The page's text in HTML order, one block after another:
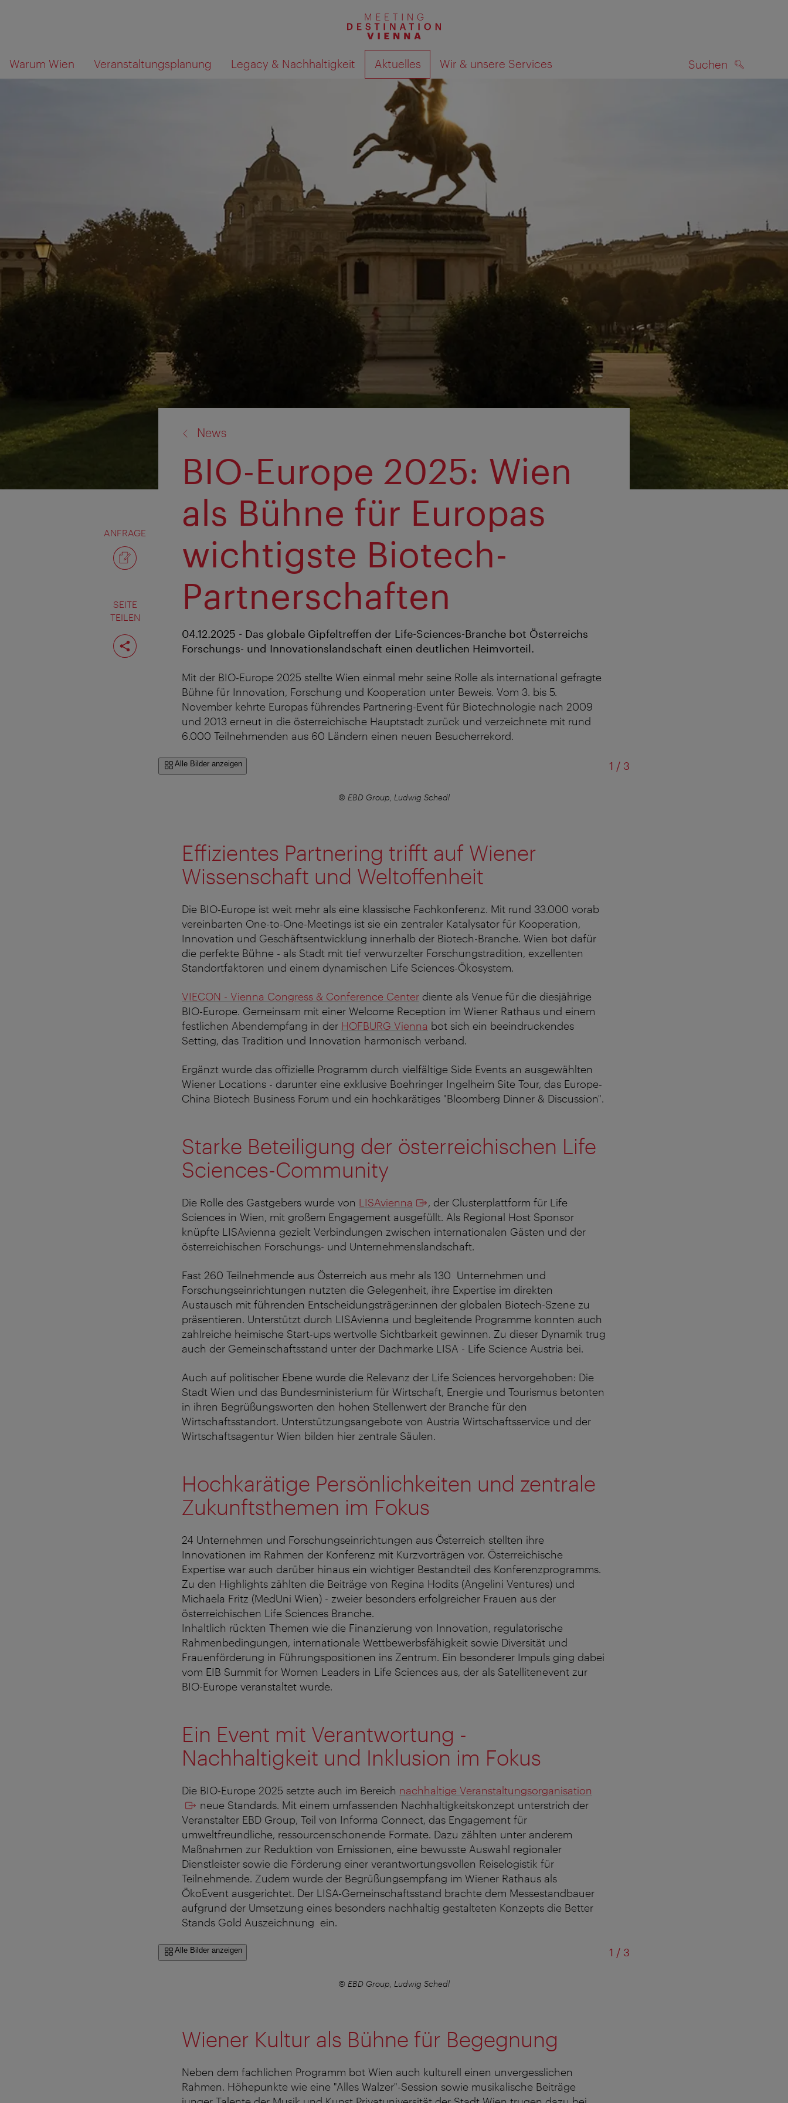
Navigation
Inhalt
Warum Wien Veranstaltungsplanung Legacy & Nachhaltigkeit Aktuelles Wir & unsere Services Suchen
Wonach
suchen
Suchergebnisse auf Karte anzeigen
ANFRAGE
SEITE
TEILEN
Seite
teilen
News
BIO-Europe 2025: Wien
als Bühne für Europas
wichtigste Biotech-
Partnerschaften
04.12.2025 - Das globale Gipfeltreffen der Life-Sciences-Branche bot Österreichs
Forschungs- und Innovationslandschaft einen deutlichen Heimvorteil.
Mit der BIO-Europe 2025 stellte Wien einmal mehr seine Rolle als international gefragte
Bühne für Innovation, Forschung und Kooperation unter Beweis. Vom 3. bis 5.
November kehrte Europas führendes Partnering-Event für Biotechnologie nach 2009
und 2013 erneut in die österreichische Hauptstadt zurück und verzeichnete mit rund
6.000 Teilnehmenden aus 60 Ländern einen neuen Besucherrekord.
Alle Bilder anzeigen 1 /von
3
© EBD Group, Ludwig Schedl
Effizientes Partnering trifft auf Wiener
Wissenschaft und Weltoffenheit
Die BIO-Europe ist weit mehr als eine klassische Fachkonferenz. Mit rund 33.000 vorab
vereinbarten One-to-One-Meetings ist sie ein zentraler Katalysator für Kooperation,
Innovation und Geschäftsentwicklung innerhalb der Biotech-Branche. Wien bot dafür
die perfekte Bühne - als Stadt mit tief verwurzelter Forschungstradition, exzellenten
Standortfaktoren und einem dynamischen Life Sciences-Ökosystem.
VIECON - Vienna Congress & Conference Center diente als Venue für die diesjährige
BIO-Europe. Gemeinsam mit einer Welcome Reception im Wiener Rathaus und einem
festlichen Abendempfang in der HOFBURG Vienna bot sich ein beeindruckendes
Setting, das Tradition und Innovation harmonisch verband.
Ergänzt wurde das offizielle Programm durch vielfältige Side Events an ausgewählten
Wiener Locations - darunter eine exklusive Boehringer Ingelheim Site Tour, das Europe-
China Biotech Business Forum und ein hochkarätiges "Bloomberg Dinner & Discussion".
Starke Beteiligung der österreichischen Life
Sciences-Community
Die Rolle des Gastgebers wurde von LISAvienna
, der Clusterplattform für Life
Sciences in Wien, mit großem Engagement ausgefüllt. Als Regional Host Sponsor
knüpfte LISAvienna gezielt Verbindungen zwischen internationalen Gästen und der
österreichischen Forschungs- und Unternehmenslandschaft.
Fast 260 Teilnehmende aus Österreich aus mehr als 130 Unternehmen und
Forschungseinrichtungen nutzten die Gelegenheit, ihre Expertise im direkten
Austausch mit führenden Entscheidungsträger:innen der globalen Biotech-Szene zu
präsentieren. Unterstützt durch LISAvienna und begleitende Programme konnten auch
zahlreiche heimische Start-ups wertvolle Sichtbarkeit gewinnen. Zu dieser Dynamik trug
auch der Gemeinschaftsstand unter der Dachmarke LISA - Life Science Austria bei.
Auch auf politischer Ebene wurde die Relevanz der Life Sciences hervorgehoben: Die
Stadt Wien und das Bundesministerium für Wirtschaft, Energie und Tourismus betonten
in ihren Begrüßungsworten den hohen Stellenwert der Branche für den
Wirtschaftsstandort. Unterstützungsangebote von Austria Wirtschaftsservice und der
Wirtschaftsagentur Wien bilden hier zentrale Säulen.
Hochkarätige Persönlichkeiten und zentrale
Zukunftsthemen im Fokus
24 Unternehmen und Forschungseinrichtungen aus Österreich stellten ihre
Innovationen im Rahmen der Konferenz mit Kurzvorträgen vor. Österreichische
Expertise war auch darüber hinaus ein wichtiger Bestandteil des Konferenzprogramms.
Zu den Highlights zählten die Beiträge von Regina Hodits (Angelini Ventures) und
Michaela Fritz (MedUni Wien) - zweier besonders erfolgreicher Frauen aus der
österreichischen Life Sciences Branche.
Inhaltlich rückten Themen wie die Finanzierung von Innovation, regulatorische
Rahmenbedingungen, internationale Wettbewerbsfähigkeit sowie Diversität und
Frauenförderung in Führungspositionen ins Zentrum. Ein besonderer Impuls ging dabei
vom EIB Summit for Women Leaders in Life Sciences aus, der als Satellitenevent zur
BIO-Europe veranstaltet wurde.
Ein Event mit Verantwortung -
Nachhaltigkeit und Inklusion im Fokus
Die BIO-Europe 2025 setzte auch im Bereich nachhaltige Veranstaltungsorganisation
neue Standards. Mit einem umfassenden Nachhaltigkeitskonzept unterstrich der
Veranstalter EBD Group, Teil von Informa Connect, das Engagement für
umweltfreundliche, ressourcenschonende Formate. Dazu zählten unter anderem
Maßnahmen zur Reduktion von Emissionen, eine bewusste Auswahl regionaler
Dienstleister sowie die Förderung einer verantwortungsvollen Reiselogistik für
Teilnehmende. Zudem wurde der Begrüßungsempfang im Wiener Rathaus als
ÖkoEvent ausgerichtet. Der LISA-Gemeinschaftsstand brachte dem Messestandbauer
aufgrund der Umsetzung eines besonders nachhaltig gestalteten Konzepts die Better
Stands Gold Auszeichnung ein.
Alle Bilder anzeigen 1 /von
3
© EBD Group, Ludwig Schedl
Wiener Kultur als Bühne für Begegnung
Neben dem fachlichen Programm bot Wien auch kulturell einen unvergesslichen
Rahmen. Höhepunkte wie eine "Alles Walzer"-Session sowie musikalische Beiträge